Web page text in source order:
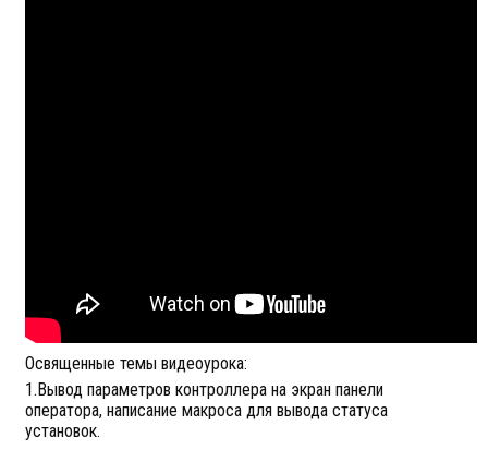
Освященные темы видеоурока:
1.Вывод параметров контроллера на экран панели
оператора, написание макроса для вывода статуса
установок.